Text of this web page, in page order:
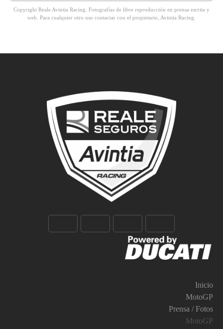
Copyright Reale Avintia Racing. Fotografías de libre reproducción en prensa escrita y
web. Para cualquier otro uso contactar con el propietario, Avintia Racing.
Inicio
MotoGP
Prensa / Fotos
MotoGP